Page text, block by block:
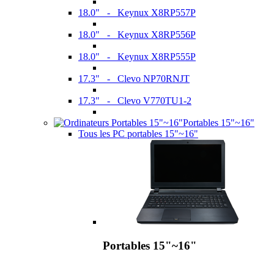
18.0" - Keynux X8RP557P
18.0" - Keynux X8RP556P
18.0" - Keynux X8RP555P
17.3" - Clevo NP70RNJT
17.3" - Clevo V770TU1-2
Portables 15"~16"
Tous les PC portables 15"~16"
Portables 15"~16"